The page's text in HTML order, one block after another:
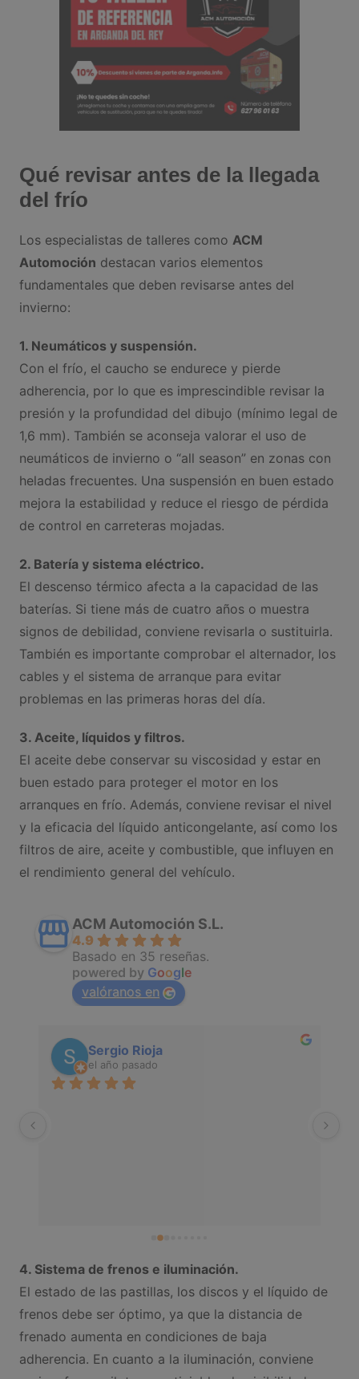
Qué revisar antes de la llegada
del frío
Los especialistas de talleres como ACM
Automoción destacan varios elementos
fundamentales que deben revisarse antes del
invierno:
1. Neumáticos y suspensión.
Con el frío, el caucho se endurece y pierde
adherencia, por lo que es imprescindible revisar la
presión y la profundidad del dibujo (mínimo legal de
1,6 mm). También se aconseja valorar el uso de
neumáticos de invierno o “all season” en zonas con
heladas frecuentes. Una suspensión en buen estado
mejora la estabilidad y reduce el riesgo de pérdida
de control en carreteras mojadas.
2. Batería y sistema eléctrico.
El descenso térmico afecta a la capacidad de las
baterías. Si tiene más de cuatro años o muestra
signos de debilidad, conviene revisarla o sustituirla.
También es importante comprobar el alternador, los
cables y el sistema de arranque para evitar
problemas en las primeras horas del día.
3. Aceite, líquidos y filtros.
El aceite debe conservar su viscosidad y estar en
buen estado para proteger el motor en los
arranques en frío. Además, conviene revisar el nivel
y la eficacia del líquido anticongelante, así como los
filtros de aire, aceite y combustible, que influyen en
el rendimiento general del vehículo.
ACM Automoción S.L.
4.9
Basado en 35 reseñas.
powered by Google
valóranos en
Sergio Rioja
el año pasado
4. Sistema de frenos e iluminación.
El estado de las pastillas, los discos y el líquido de
frenos debe ser óptimo, ya que la distancia de
frenado aumenta en condiciones de baja
adherencia. En cuanto a la iluminación, conviene